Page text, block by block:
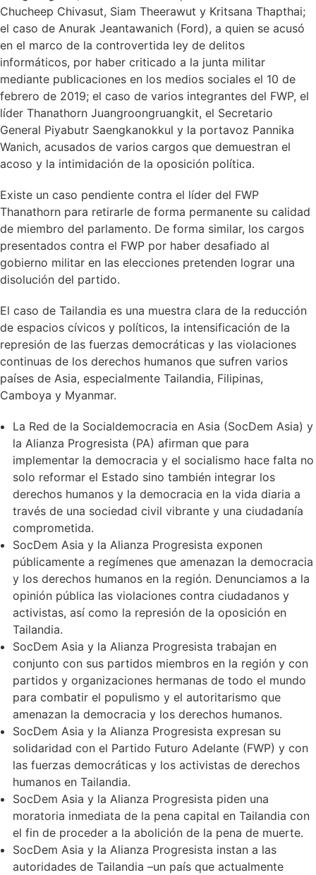
Chucheep Chivasut, Siam Theerawut y Kritsana Thapthai;
el caso de Anurak Jeantawanich (Ford), a quien se acusó
en el marco de la controvertida ley de delitos
informáticos, por haber criticado a la junta militar
mediante publicaciones en los medios sociales el 10 de
febrero de 2019; el caso de varios integrantes del FWP, el
líder Thanathorn Juangroongruangkit, el Secretario
General Piyabutr Saengkanokkul y la portavoz Pannika
Wanich, acusados de varios cargos que demuestran el
acoso y la intimidación de la oposición política.
Existe un caso pendiente contra el líder del FWP
Thanathorn para retirarle de forma permanente su calidad
de miembro del parlamento. De forma similar, los cargos
presentados contra el FWP por haber desafiado al
gobierno militar en las elecciones pretenden lograr una
disolución del partido.
El caso de Tailandia es una muestra clara de la reducción
de espacios cívicos y políticos, la intensificación de la
represión de las fuerzas democráticas y las violaciones
continuas de los derechos humanos que sufren varios
países de Asia, especialmente Tailandia, Filipinas,
Camboya y Myanmar.
La Red de la Socialdemocracia en Asia (SocDem Asia) y
la Alianza Progresista (PA) afirman que para
implementar la democracia y el socialismo hace falta no
solo reformar el Estado sino también integrar los
derechos humanos y la democracia en la vida diaria a
través de una sociedad civil vibrante y una ciudadanía
comprometida.
SocDem Asia y la Alianza Progresista exponen
públicamente a regímenes que amenazan la democracia
y los derechos humanos en la región. Denunciamos a la
opinión pública las violaciones contra ciudadanos y
activistas, así como la represión de la oposición en
Tailandia.
SocDem Asia y la Alianza Progresista trabajan en
conjunto con sus partidos miembros en la región y con
partidos y organizaciones hermanas de todo el mundo
para combatir el populismo y el autoritarismo que
amenazan la democracia y los derechos humanos.
SocDem Asia y la Alianza Progresista expresan su
solidaridad con el Partido Futuro Adelante (FWP) y con
las fuerzas democráticas y los activistas de derechos
humanos en Tailandia.
SocDem Asia y la Alianza Progresista piden una
moratoria inmediata de la pena capital en Tailandia con
el fin de proceder a la abolición de la pena de muerte.
SocDem Asia y la Alianza Progresista instan a las
autoridades de Tailandia –un país que actualmente